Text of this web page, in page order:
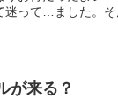
って…ました。
が来る？